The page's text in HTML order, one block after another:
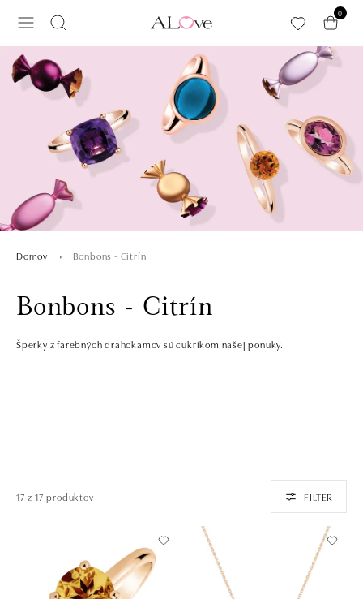
0
Domov Bonbons - Citrín
Bonbons - Citrín
Šperky z farebných drahokamov sú cukríkom našej ponuky.
17 z 17 produktov FILTER